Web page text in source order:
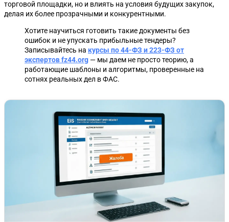
торговой площадки, но и влиять на условия будущих закупок,
делая их более прозрачными и конкурентными.
Хотите научиться готовить такие документы без
ошибок и не упускать прибыльные тендеры?
Записывайтесь на курсы по 44-ФЗ и 223-ФЗ от
экспертов fz44.org — мы даем не просто теорию, а
работающие шаблоны и алгоритмы, проверенные на
сотнях реальных дел в ФАС.